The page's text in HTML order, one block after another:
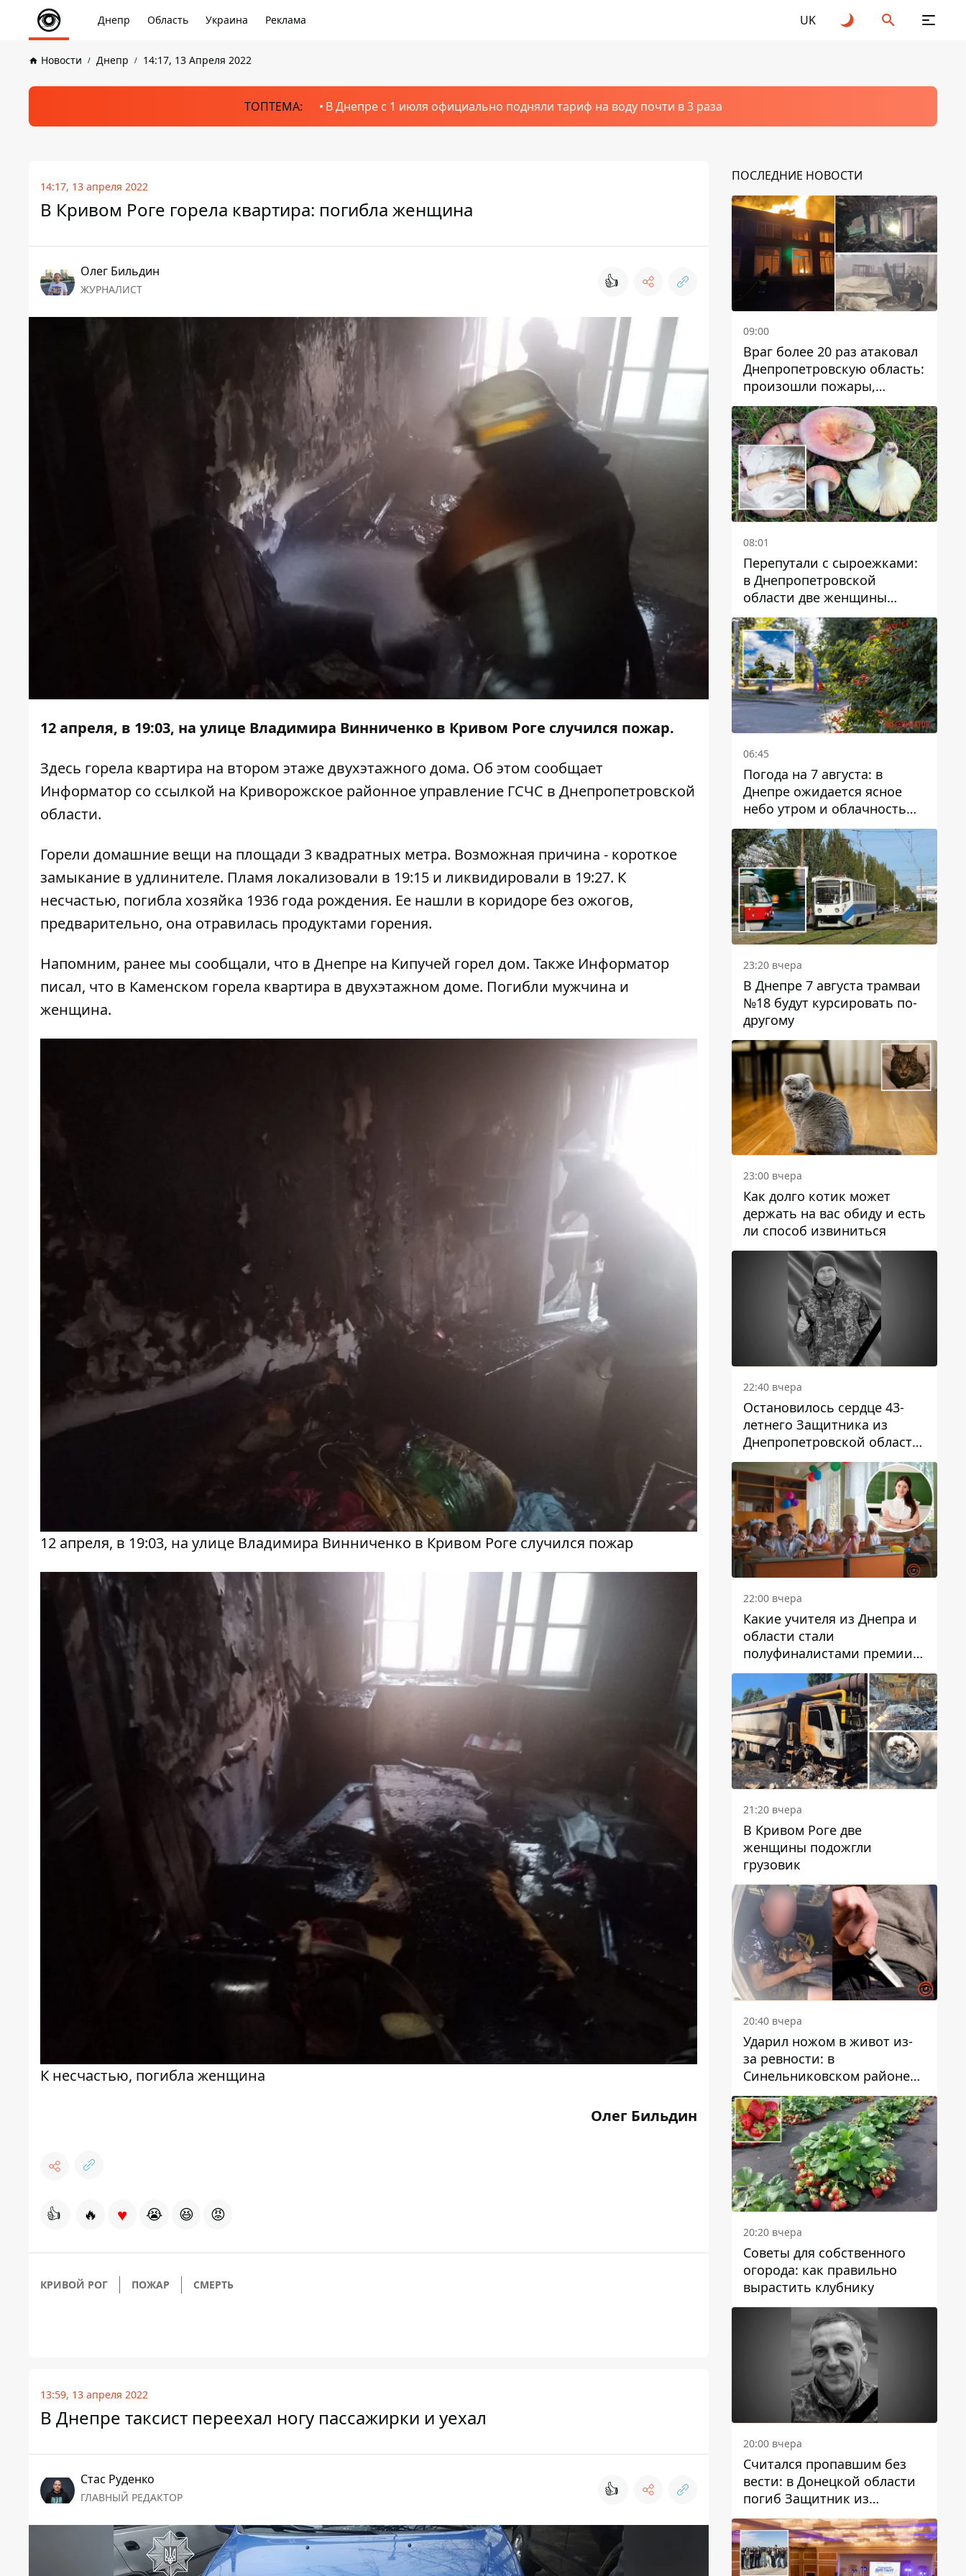
Днепр Область Украина Реклама UK
Новости Днепр 14:17, 13 Апреля 2022
ТОПТЕМА: В Днепре с 1 июля официально подняли тариф на воду почти в 3 раза
14:17, 13 апреля 2022
В Кривом Роге горела квартира: погибла женщина
Олег Бильдин
ЖУРНАЛИСТ 👍
12 апреля, в 19:03, на улице Владимира Винниченко в Кривом Роге случился пожар.
Здесь горела квартира на втором этаже двухэтажного дома. Об этом сообщает
Информатор со ссылкой на Криворожское районное управление ГСЧС в Днепропетровской
области.
Горели домашние вещи на площади 3 квадратных метра. Возможная причина - короткое
замыкание в удлинителе. Пламя локализовали в 19:15 и ликвидировали в 19:27. К
несчастью, погибла хозяйка 1936 года рождения. Ее нашли в коридоре без ожогов,
предварительно, она отравилась продуктами горения.
Напомним, ранее мы сообщали, что в Днепре на Кипучей горел дом. Также Информатор
писал, что в Каменском горела квартира в двухэтажном доме. Погибли мужчина и
женщина.
12 апреля, в 19:03, на улице Владимира Винниченко в Кривом Роге случился пожар
К несчастью, погибла женщина
Олег Бильдин
👍 🔥 ♥ 😭 😆 😡
КРИВОЙ РОГ ПОЖАР СМЕРТЬ
13:59, 13 апреля 2022
В Днепре таксист переехал ногу пассажирки и уехал
Стаc Руденко
ГЛАВНЫЙ РЕДАКТОР 👍
ПОСЛЕДНИЕ НОВОСТИ
09:00
Враг более 20 раз атаковал
Днепропетровскую область:
произошли пожары,
повреждены дома,
инфраструктура и авто
08:01
Перепутали с сыроежками:
в Днепропетровской
области две женщины
отравились грибами
06:45
Погода на 7 августа: в
Днепре ожидается ясное
небо утром и облачность
после обеда
23:20 вчера
В Днепре 7 августа трамваи
№18 будут курсировать по-
другому
23:00 вчера
Как долго котик может
держать на вас обиду и есть
ли способ извиниться
22:40 вчера
Остановилось сердце 43-
летнего Защитника из
Днепропетровской области
Евгения Зинченко
22:00 вчера
Какие учителя из Днепра и
области стали
полуфиналистами премии
Global Teacher Prize Ukraine
2026
21:20 вчера
В Кривом Роге две
женщины подожгли
грузовик
20:40 вчера
Ударил ножом в живот из-
за ревности: в
Синельниковском районе
задержали 49-летнего
мужчину за убийство
20:20 вчера
Советы для собственного
огорода: как правильно
вырастить клубнику
20:00 вчера
Считался пропавшим без
вести: в Донецкой области
погиб Защитник из
Каменского Антон
Красовский